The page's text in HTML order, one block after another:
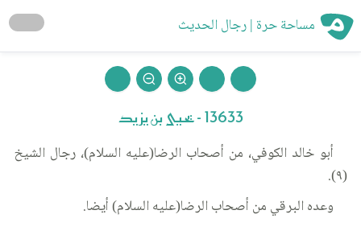
مساحة حرة | رجال الحديث
13633 - يحيى بن يزيد
أبو خالد الكوفي، من أصحاب الرضا(عليه السلام)، رجال الشيخ
(٩).
وعده البرقي من أصحاب الرضا(عليه السلام) أيضا.